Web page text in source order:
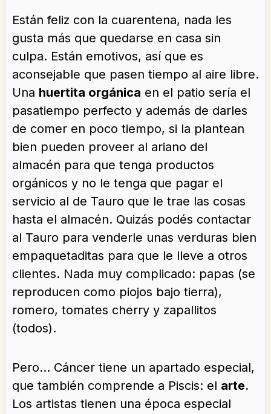
Están feliz con la cuarentena, nada les
gusta más que quedarse en casa sin
culpa. Están emotivos, así que es
aconsejable que pasen tiempo al aire libre.
Una huertita orgánica en el patio sería el
pasatiempo perfecto y además de darles
de comer en poco tiempo, si la plantean
bien pueden proveer al ariano del
almacén para que tenga productos
orgánicos y no le tenga que pagar el
servicio al de Tauro que le trae las cosas
hasta el almacén. Quizás podés contactar
al Tauro para venderle unas verduras bien
empaquetaditas para que le lleve a otros
clientes. Nada muy complicado: papas (se
reproducen como piojos bajo tierra),
romero, tomates cherry y zapallitos
(todos).
Pero… Cáncer tiene un apartado especial,
que también comprende a Piscis: el arte.
Los artistas tienen una época especial